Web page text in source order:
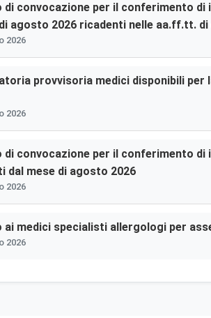
di convocazione per il conferimento
agosto 2026 ricadenti nelle aa.ff.tt. di
2026
provvisoria medici disponibili per
2026
di convocazione per il conferimento
dal mese di agosto 2026
2026
ai medici specialisti allergologi per
2026